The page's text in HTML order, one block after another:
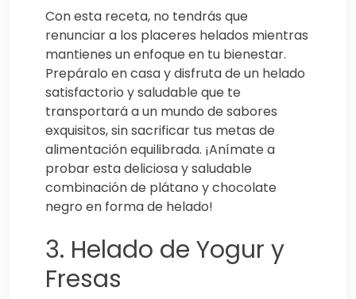
Con esta receta, no tendrás que
renunciar a los placeres helados mientras
mantienes un enfoque en tu bienestar.
Prepáralo en casa y disfruta de un helado
satisfactorio y saludable que te
transportará a un mundo de sabores
exquisitos, sin sacrificar tus metas de
alimentación equilibrada. ¡Anímate a
probar esta deliciosa y saludable
combinación de plátano y chocolate
negro en forma de helado!
3. Helado de Yogur y
Fresas